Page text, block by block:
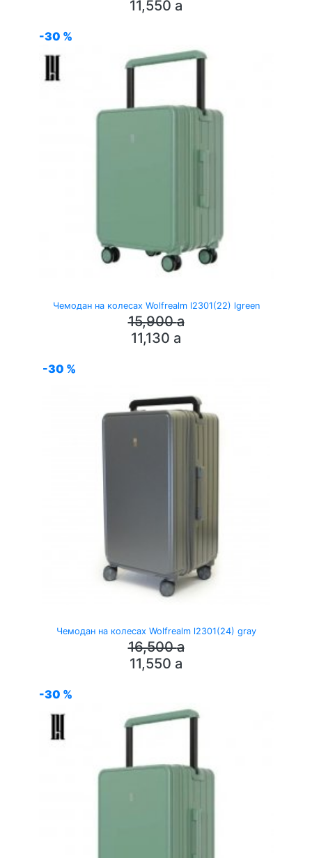
11,550 a
-30 %
Чемодан на колесах Wolfrealm l2301(22) lgreen
15,900a
11,130 a
-30 %
Чемодан на колесах Wolfrealm l2301(24) gray
16,500a
11,550 a
-30 %